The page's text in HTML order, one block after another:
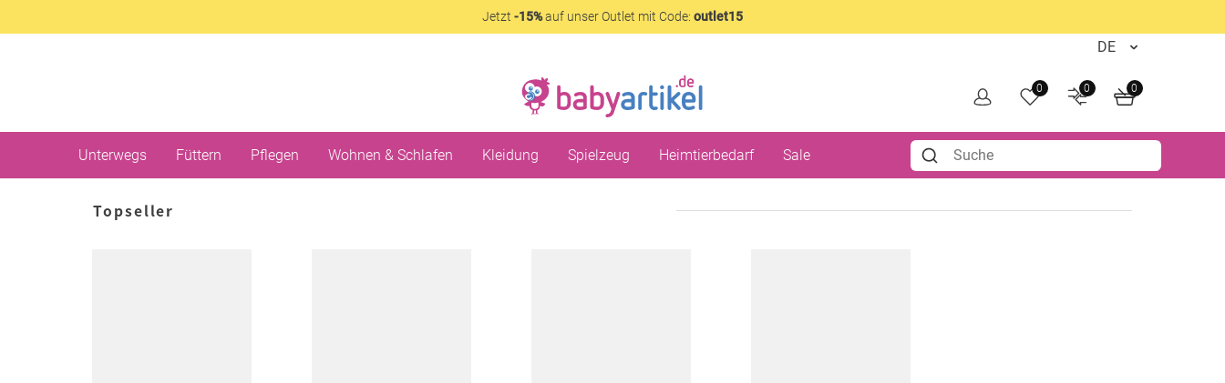
Jetzt -15%auf unser Outlet mit Code: outlet15
0 0 0
Unterwegs Füttern Pflegen Wohnen & Schlafen Kleidung Spielzeug Heimtierbedarf Sale
Topseller